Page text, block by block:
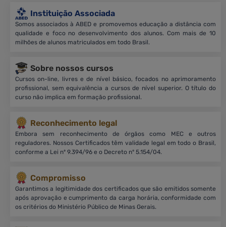
Instituição Associada
Somos associados à ABED e promovemos educação a distância com
qualidade e foco no desenvolvimento dos alunos. Com mais de 10
milhões de alunos matriculados em todo Brasil.
Sobre nossos cursos
Cursos on-line, livres e de nível básico, focados no aprimoramento
profissional, sem equivalência a cursos de nível superior. O título do
curso não implica em formação profissional.
Reconhecimento legal
Embora sem reconhecimento de órgãos como MEC e outros
reguladores. Nossos Certificados têm validade legal em todo o Brasil,
conforme a Lei nº 9.394/96 e o Decreto nº 5.154/04.
Compromisso
Garantimos a legitimidade dos certificados que são emitidos somente
após aprovação e cumprimento da carga horária, conformidade com
os critérios do Ministério Público de Minas Gerais.